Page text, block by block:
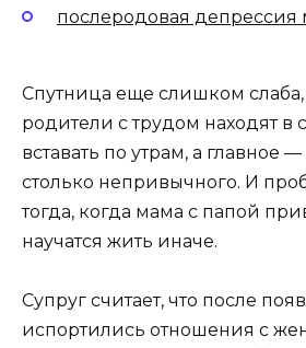
послеродовая
Спутница еще слишком слаба,
родители с трудом находят в
вставать по утрам, а главное
столько непривычного. И
тогда, когда мама с папой
научатся жить иначе.
Супруг считает, что после
испортились отношения с